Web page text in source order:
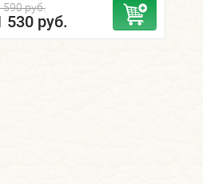
590 руб.
530 руб.